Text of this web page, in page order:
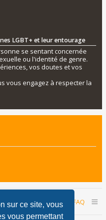
sur ce site, vous
vous permettant
LGBT+ et leur entourage
se sentant concernée
ou l'identité de genre.
vos doutes et vos
vous engagez à respecter la
FAQ
Nous contacter